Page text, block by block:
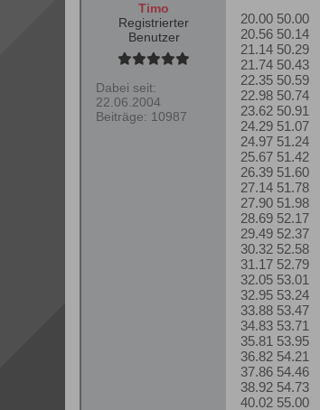
Timo
Registrierter
Benutzer
Dabei seit:
22.06.2004
Beiträge: 10987
20.00 50.00
20.56 50.14
21.14 50.29
21.74 50.43
22.35 50.59
22.98 50.74
23.62 50.91
24.29 51.07
24.97 51.24
25.67 51.42
26.39 51.60
27.14 51.78
27.90 51.98
28.69 52.17
29.49 52.37
30.32 52.58
31.17 52.79
32.05 53.01
32.95 53.24
33.88 53.47
34.83 53.71
35.81 53.95
36.82 54.21
37.86 54.46
38.92 54.73
40.02 55.00